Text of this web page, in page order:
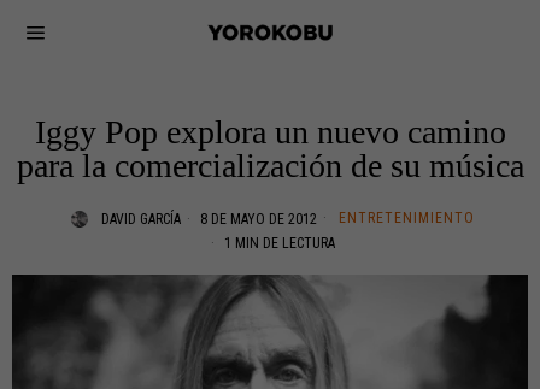
Iggy Pop explora un nuevo camino
para la comercialización de su música
DAVID GARCÍA 8 DE MAYO DE 2012
ENTRETENIMIENTO
1 MIN DE LECTURA